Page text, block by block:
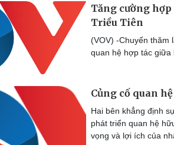
Tăng cường
Triều Tiên
(VOV) -Chuyến thăm
quan hệ hợp tác giữa
Củng cố quan
Hai bên khẳng định
phát triển quan hệ
vọng và lợi ích của